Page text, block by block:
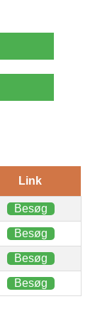
Link
Besøg
Besøg
Besøg
Besøg